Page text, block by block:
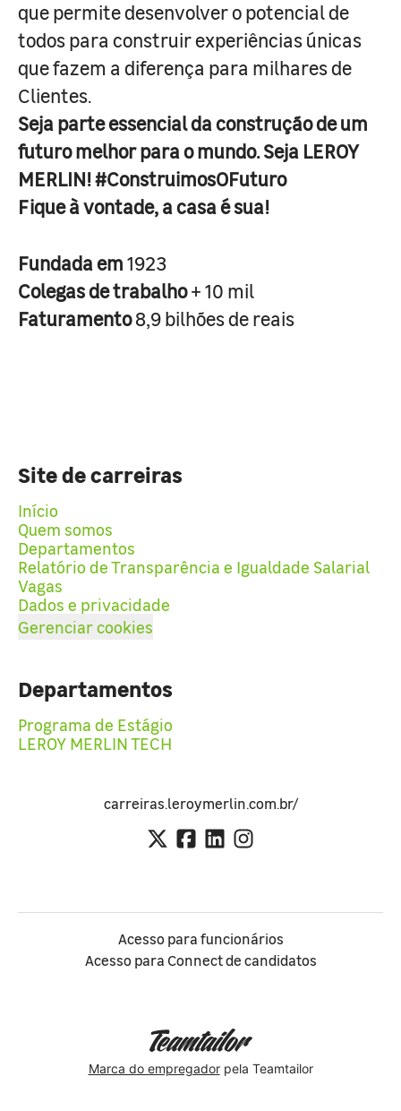
que permite desenvolver o potencial de
todos para construir experiências únicas
que fazem a diferença para milhares de
Clientes.
Seja parte essencial da construção de um
futuro melhor para o mundo. Seja LEROY
MERLIN! #ConstruimosOFuturo
Fique à vontade, a casa é sua!
Fundada em1923
Colegas de trabalho+ 10 mil
Faturamento8,9 bilhões de reais
Site de carreiras
Início
Quem somos
Departamentos
Relatório de Transparência e Igualdade Salarial
Vagas
Dados e privacidade
Gerenciar cookies
Departamentos
Programa de Estágio
LEROY MERLIN TECH
carreiras.leroymerlin.com.br/
Acesso para funcionários
Acesso para Connect de candidatos
Marca do empregadorpela Teamtailor